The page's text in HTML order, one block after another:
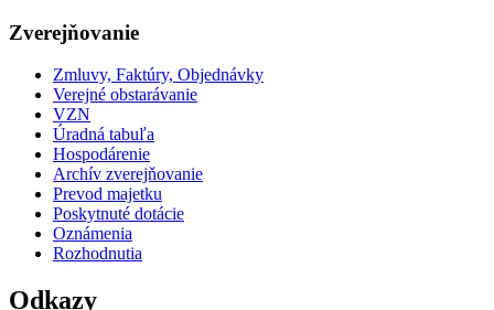
Zverejňovanie
Zmluvy, Faktúry, Objednávky
Verejné obstarávanie
VZN
Úradná tabuľa
Hospodárenie
Archív zverejňovanie
Prevod majetku
Poskytnuté dotácie
Oznámenia
Rozhodnutia
Odkazy